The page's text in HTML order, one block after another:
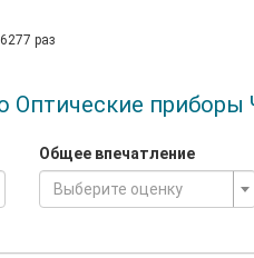
раз
Оптические приборы
Общее впечатление
Выберите оценку